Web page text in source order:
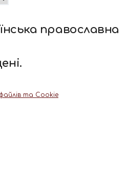
православна
та Cookie